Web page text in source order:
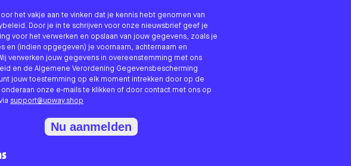
het vakje aan te vinken dat je kennis hebt genomen van
Door je in te schrijven voor onze nieuwsbrief geef je
voor het verwerken en opslaan van jouw gegevens, zoals je
en (indien opgegeven) je voornaam, achternaam en
verwerken jouw gegevens in overeenstemming met ons
en de Algemene Verordening Gegevensbescherming
jouw toestemming op elk moment intrekken door op de
onze e-mails te klikken of door contact met ons op
support@upway.shop
Nu aanmelden